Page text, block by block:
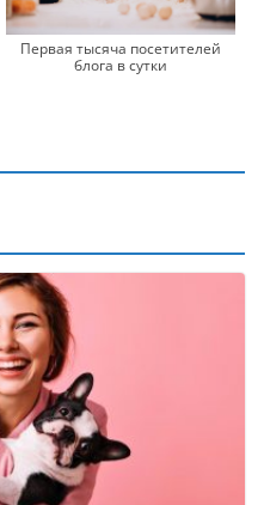
Первая тысяча посетителей
блога в сутки